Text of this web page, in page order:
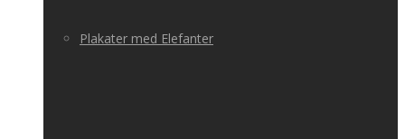
Plakater med Elefanter